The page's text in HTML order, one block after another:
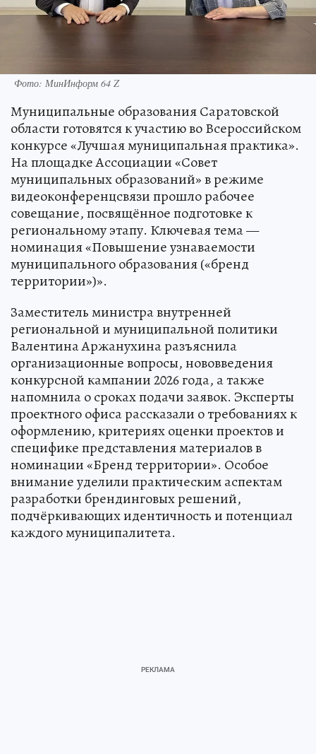
Фото: МинИнформ 64 Z
Муниципальные образования Саратовской
области готовятся к участию во Всероссийском
конкурсе «Лучшая муниципальная практика».
На площадке Ассоциации «Совет
муниципальных образований» в режиме
видеоконференцсвязи прошло рабочее
совещание, посвящённое подготовке к
региональному этапу. Ключевая тема —
номинация «Повышение узнаваемости
муниципального образования («бренд
территории»)».
Заместитель министра внутренней
региональной и муниципальной политики
Валентина Аржанухина разъяснила
организационные вопросы, нововведения
конкурсной кампании 2026 года, а также
напомнила о сроках подачи заявок. Эксперты
проектного офиса рассказали о требованиях к
оформлению, критериях оценки проектов и
специфике представления материалов в
номинации «Бренд территории». Особое
внимание уделили практическим аспектам
разработки брендинговых решений,
подчёркивающих идентичность и потенциал
каждого муниципалитета.